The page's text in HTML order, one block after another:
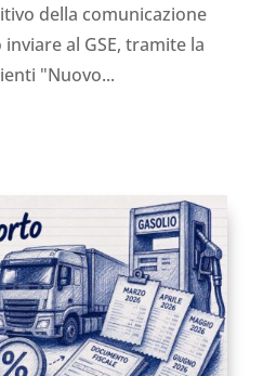
della comunicazione
al GSE, tramite la
"Nuovo...